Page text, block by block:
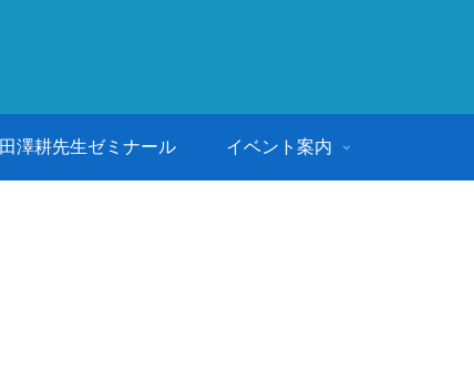
田澤耕先生ゼミナール イベント案内